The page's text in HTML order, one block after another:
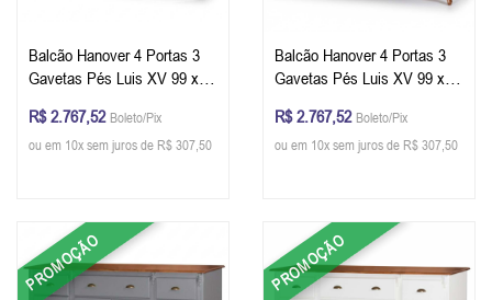
Balcão Hanover 4 Portas 3
Gavetas Pés Luis XV 99 x
Azul Petróleo - Imbuia Glazer
R$ 2.767,52 Boleto/Pix
ou em 10x sem juros de R$ 307,50
Balcão Hanover 4 Portas 3
Gavetas Pés Luis XV 99 x
Branco - Imbuia Glazer
R$ 2.767,52 Boleto/Pix
ou em 10x sem juros de R$ 307,50
PROMOÇÃO PROMOÇÃO